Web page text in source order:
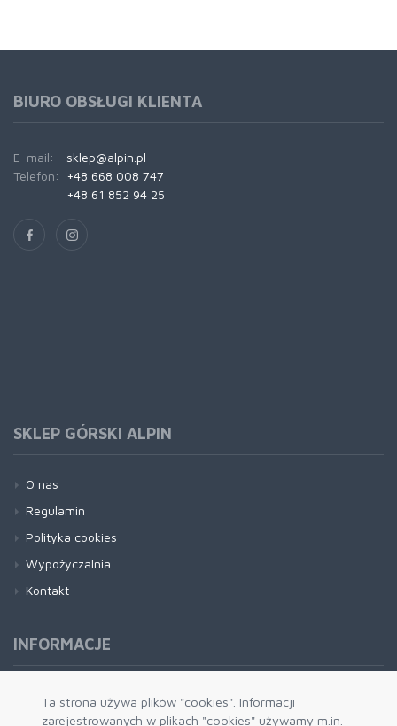
Ta strona używa plików "cookies". Informacji
zarejestrowanych w plikach "cookies" używamy m.in.
BIURO OBSŁUGI KLIENTA
E-mail:
sklep@alpin.pl
Telefon:
+48 668 008 747
+48 61 852 94 25
SKLEP GÓRSKI ALPIN
O nas
Regulamin
Polityka cookies
Wypożyczalnia
Kontakt
INFORMACJE
Formy płatności
Dostawa i wysyłka